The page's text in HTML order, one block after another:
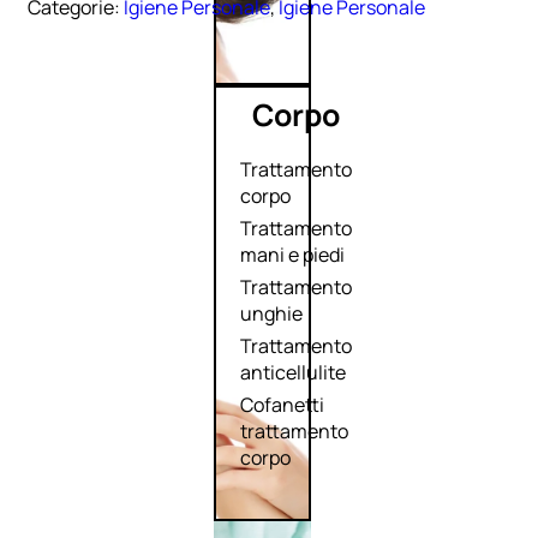
Corpo
Trattamento
corpo
Trattamento
mani e piedi
Trattamento
unghie
Trattamento
anticellulite
Cofanetti
trattamento
corpo
Categorie: Igiene Personale,Igiene Personale